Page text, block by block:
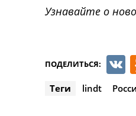
Узнавайте о
ПОДЕЛИТЬСЯ:
Теги lindt